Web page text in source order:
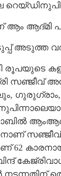
ആം ആദ്മി
അടുത്ത
സഞ്ജീവ്
ഗുരുഗ്രാം,
കാരനായ